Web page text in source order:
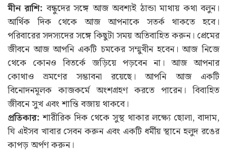
মীন রাশি: বন্ধুদের সঙ্গে আজ অবশ্যই ঠান্ডা মাথায় কথা বলুন।
আর্থিক দিক থেকে আজ আপনাকে সতর্ক থাকতে হবে।
পরিবারের সদস্যদের সঙ্গে কিছুটা সময় অতিবাহিত করুন। প্রেমের
জীবনে আজ আপনি একটি চমকের সম্মুখীন হবেন। আজ নিজে
থেকে কোনও বিতর্কে জড়িয়ে পড়বেন না। আজ আপনার
কোথাও ভ্রমণের সম্ভাবনা রয়েছে। আপনি আজ একটি
বিনোদনমূলক কাজকর্মে অংশগ্রহণ করতে পারেন। বিবাহিত
জীবনে সুখ এবং শান্তি বজায় থাকবে।
প্রতিকার: শারীরিক দিক থেকে সুস্থ থাকার লক্ষ্যে ছোলা, বাদাম,
ঘি এইসব খাবার সেবন করুন এবং একটি ধর্মীয় স্থানে হলুদ রঙের
কাপড় অর্পণ করুন।